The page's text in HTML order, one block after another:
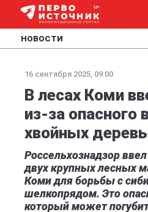
НОВОСТИ
16 сентября 2025, 09:00
В лесах Коми
из-за опасного
хвойных
Россельхознадзор
двух крупных лесных
Коми для борьбы с
шелкопрядом. Это
который может